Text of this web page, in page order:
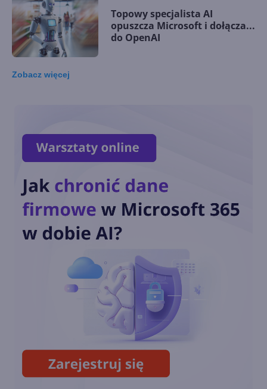
Topowy specjalista AI
opuszcza Microsoft i dołącza...
do OpenAI
Microsoft Ignite 2024
Jak zarabia Microsoft? Raport
podsumowanie roku
Microsoft i Google pobierają
więcej prądu niż ponad 100
krajów
Zobacz więcej